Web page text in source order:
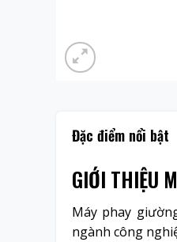
Đặc điểm nổi bật
GIỚI THIỆU
Máy phay
ngành công